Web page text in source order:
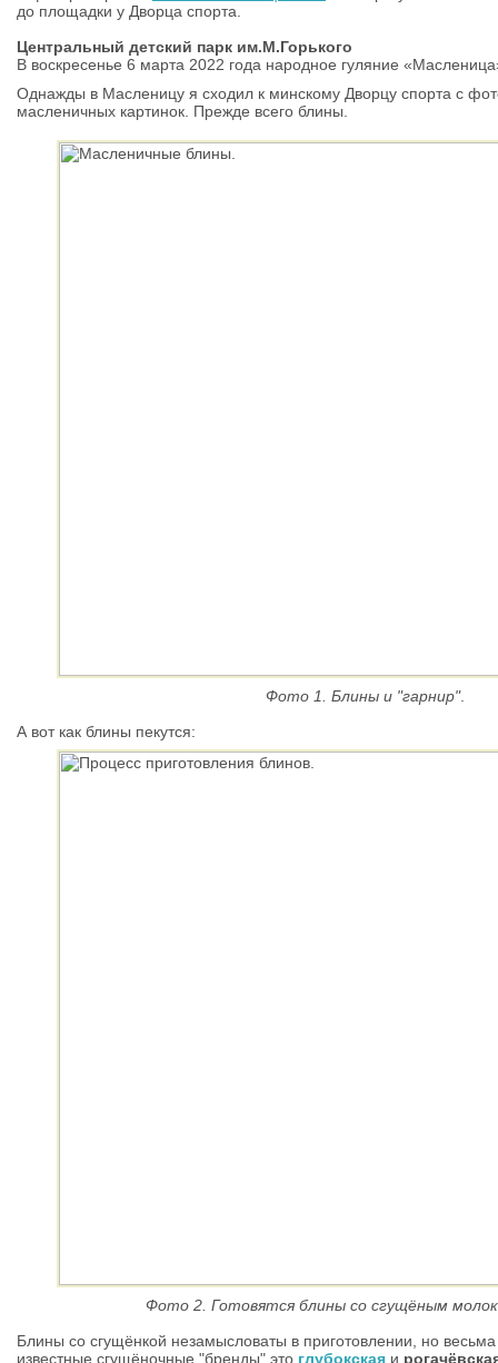
до площадки у Дворца спорта.
Центральный детский парк им.М.Горького
В воскресенье 6 марта 2022 года народное гуляние
Однажды в Масленицу я сходил к минскому Дворцу спорта с
масленичных картинок. Прежде всего блины.
Фото 1. Блины и "гарнир".
А вот как блины пекутся:
Фото 2. Готовятся блины со сгущёным
Блины со сгущёнкой незамысловаты в приготовлении, но
известные сгущёночные "бренды" это глубокская и